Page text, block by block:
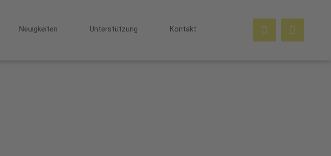
Neuigkeiten Unterstützung Kontakt